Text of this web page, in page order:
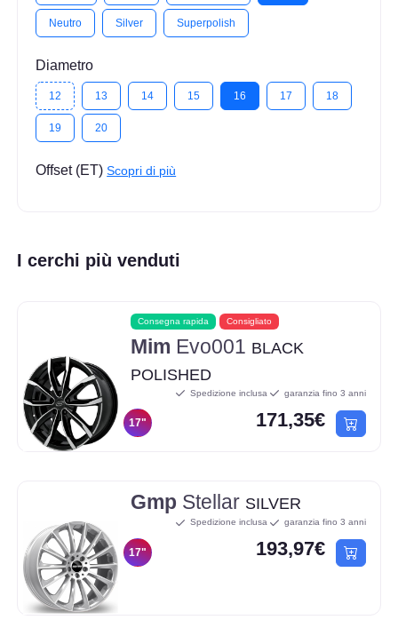
Neutro Silver Superpolish
Diametro
12 13 14 15 16 17 18
19 20
Offset (ET)Scopri di più
I cerchi più venduti
Consegna rapida Consigliato
Mim Evo001 BLACK
POLISHED
17"
Spedizione inclusa garanzia fino 3 anni
171,35€
Gmp Stellar SILVER
17"
Spedizione inclusa garanzia fino 3 anni
193,97€